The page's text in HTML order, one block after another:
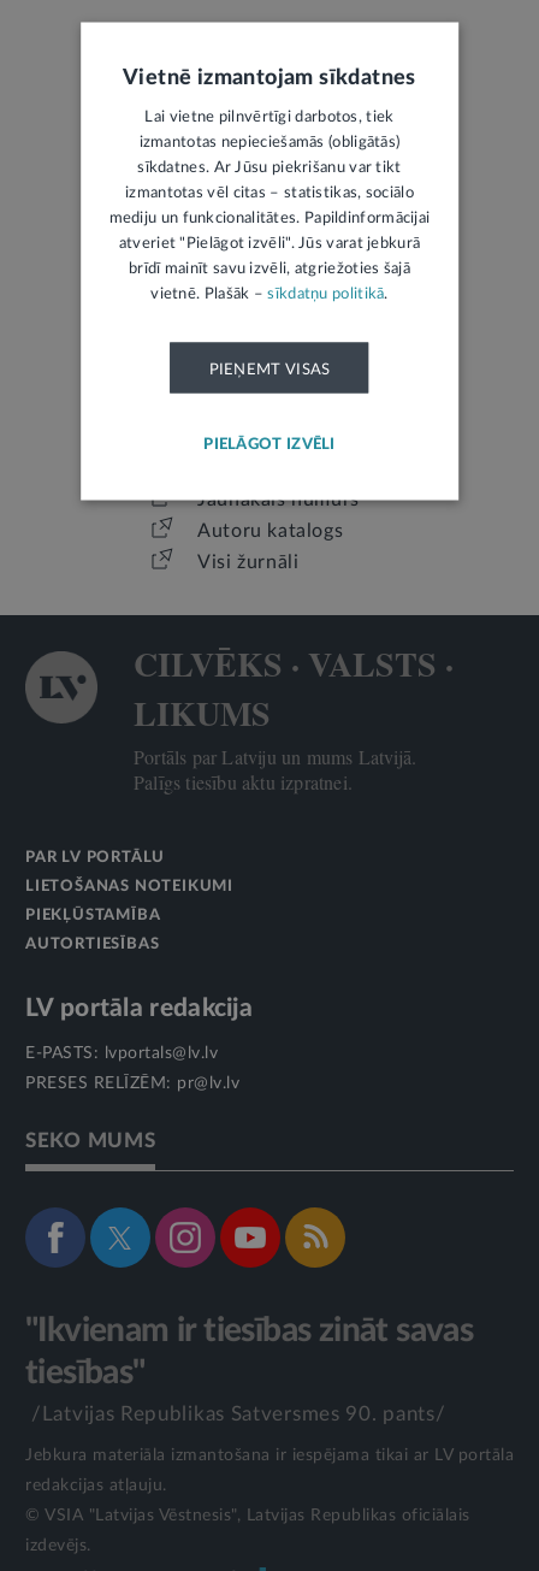
LATVIJAS REPUBLIKAS OFICIĀLAIS IZDEVUMS
Jaunākais laidiens
Izsoles
Mantojumu ziņas
ŽURNĀLS TIESISKAI DOMAI UN PRAKSEI
Jaunākais numurs
Autoru katalogs
Visi žurnāli
CILVĒKS · VALSTS ·
LIKUMS
Portāls par Latviju un mums Latvijā.
Palīgs tiesību aktu izpratnei.
PAR LV PORTĀLU
LIETOŠANAS NOTEIKUMI
PIEKĻŪSTAMĪBA
AUTORTIESĪBAS
LV portāla redakcija
E-PASTS:
lvportals@lv.lv
PRESES RELĪZĒM: pr@lv.lv
SEKO MUMS
"Ikvienam ir tiesības zināt savas
tiesības"
/Latvijas Republikas Satversmes 90. pants/
Jebkura materiāla izmantošana ir iespējama tikai ar LV portāla
redakcijas atļauju.
© VSIA "Latvijas Vēstnesis", Latvijas Republikas oficiālais
izdevējs.
Vietnē izmantojam sīkdatnes
Lai vietne pilnvērtīgi darbotos, tiek
izmantotas nepieciešamās (obligātās)
sīkdatnes. Ar Jūsu piekrišanu var tikt
izmantotas vēl citas – statistikas, sociālo
mediju un funkcionalitātes. Papildinformācijai
atveriet "Pielāgot izvēli". Jūs varat jebkurā
brīdī mainīt savu izvēli, atgriežoties šajā
vietnē. Plašāk –sīkdatņu politikā.
PIEŅEMT VISAS
PIELĀGOT IZVĒLI